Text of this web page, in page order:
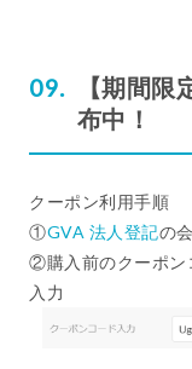
【期間
布中！
クーポン利用手順
①GVA 法人登記の
②購入前のクーポン
入力